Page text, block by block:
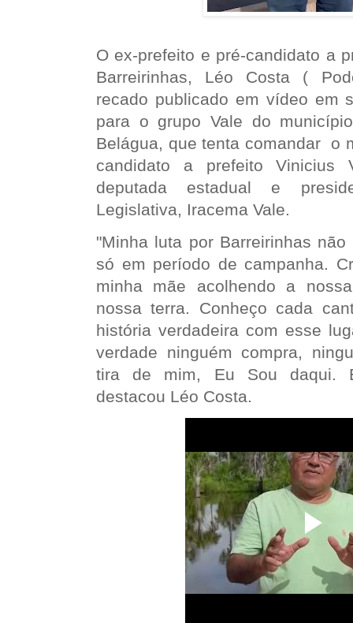
O ex-prefeito e pré-candidato a
Barreirinhas, Léo Costa (
recado publicado em vídeo em
para o grupo Vale do
Belágua, que tenta comandar o
candidato a prefeito
deputada estadual e
Legislativa, Iracema Vale.
"Minha luta por Barreirinhas
só em período de campanha.
minha mãe acolhendo a
nossa terra. Conheço cada
história verdadeira com esse
verdade ninguém compra,
tira de mim, Eu Sou daqui.
destacou Léo Costa.